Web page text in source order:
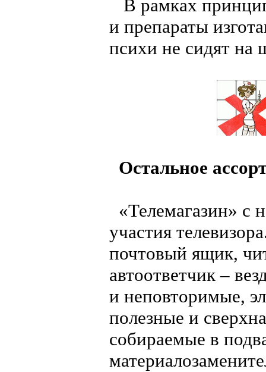
В рамках
и препараты
психи не сидят на
Остальное
«Телемагазин» с
участия
почтовый ящик,
автоответчик –
и неповторимые,
полезные и
собираемые в